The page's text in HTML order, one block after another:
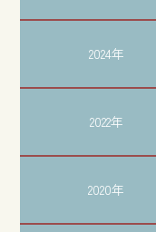
2024年
2022年
2020年